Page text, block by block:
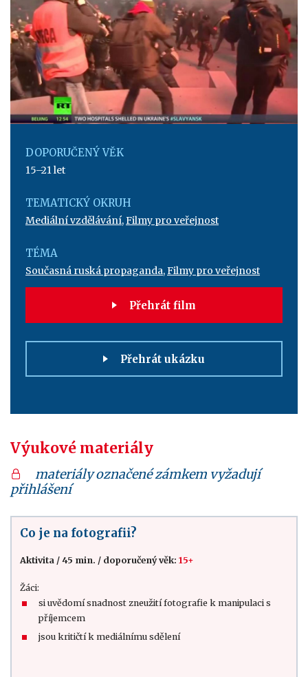
DOPORUČENÝ VĚK
15–21 let
TEMATICKÝ OKRUH
Mediální vzdělávání,Filmy pro veřejnost
TÉMA
Současná ruská propaganda,Filmy pro veřejnost
Přehrát film
Přehrát ukázku
Výukové materiály
materiály označené zámkem vyžadují
přihlášení
Co je na fotografii?
Aktivita / 45 min. / doporučený věk: 15+
Žáci:
si uvědomí snadnost zneužití fotografie k manipulaci s
příjemcem
jsou kritičtí k mediálnímu sdělení